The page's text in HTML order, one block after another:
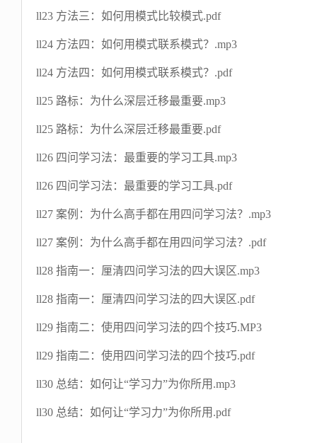
ll23 方法三：如何用模式比较模式.pdf
ll24 方法四：如何用模式联系模式？.mp3
ll24 方法四：如何用模式联系模式？.pdf
ll25 路标：为什么深层迁移最重要.mp3
ll25 路标：为什么深层迁移最重要.pdf
ll26 四问学习法：最重要的学习工具.mp3
ll26 四问学习法：最重要的学习工具.pdf
ll27 案例：为什么高手都在用四问学习法？.mp3
ll27 案例：为什么高手都在用四问学习法？.pdf
ll28 指南一：厘清四问学习法的四大误区.mp3
ll28 指南一：厘清四问学习法的四大误区.pdf
ll29 指南二：使用四问学习法的四个技巧.MP3
ll29 指南二：使用四问学习法的四个技巧.pdf
ll30 总结：如何让“学习力”为你所用.mp3
ll30 总结：如何让“学习力”为你所用.pdf